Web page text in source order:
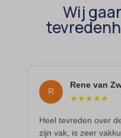
Wij
R
Rene van
★★★★★
Heel tevreden over
zijn vak, is zeer
wp-settings-time-*
et-saved-post*
ext_name
ezTOC_hidetoc-0